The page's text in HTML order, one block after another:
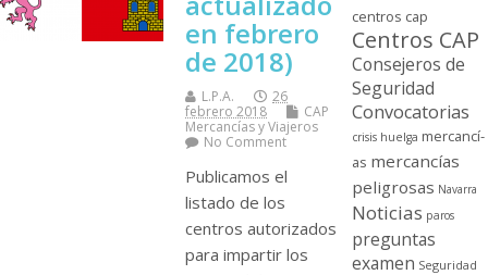
en febrero
de 2018)
L.P.A.
26
febrero 2018
CAP
Mercancí­as y Viajeros
No Comment
Publicamos el
listado de los
centros autorizados
para impartir los
centros cap
Centros CAP
Consejeros de
Seguridad
Convocatorias
crisis huelga mercancí­
as mercancí­as
peligrosas Navarra
Noticias paros
preguntas
examen Seguridad